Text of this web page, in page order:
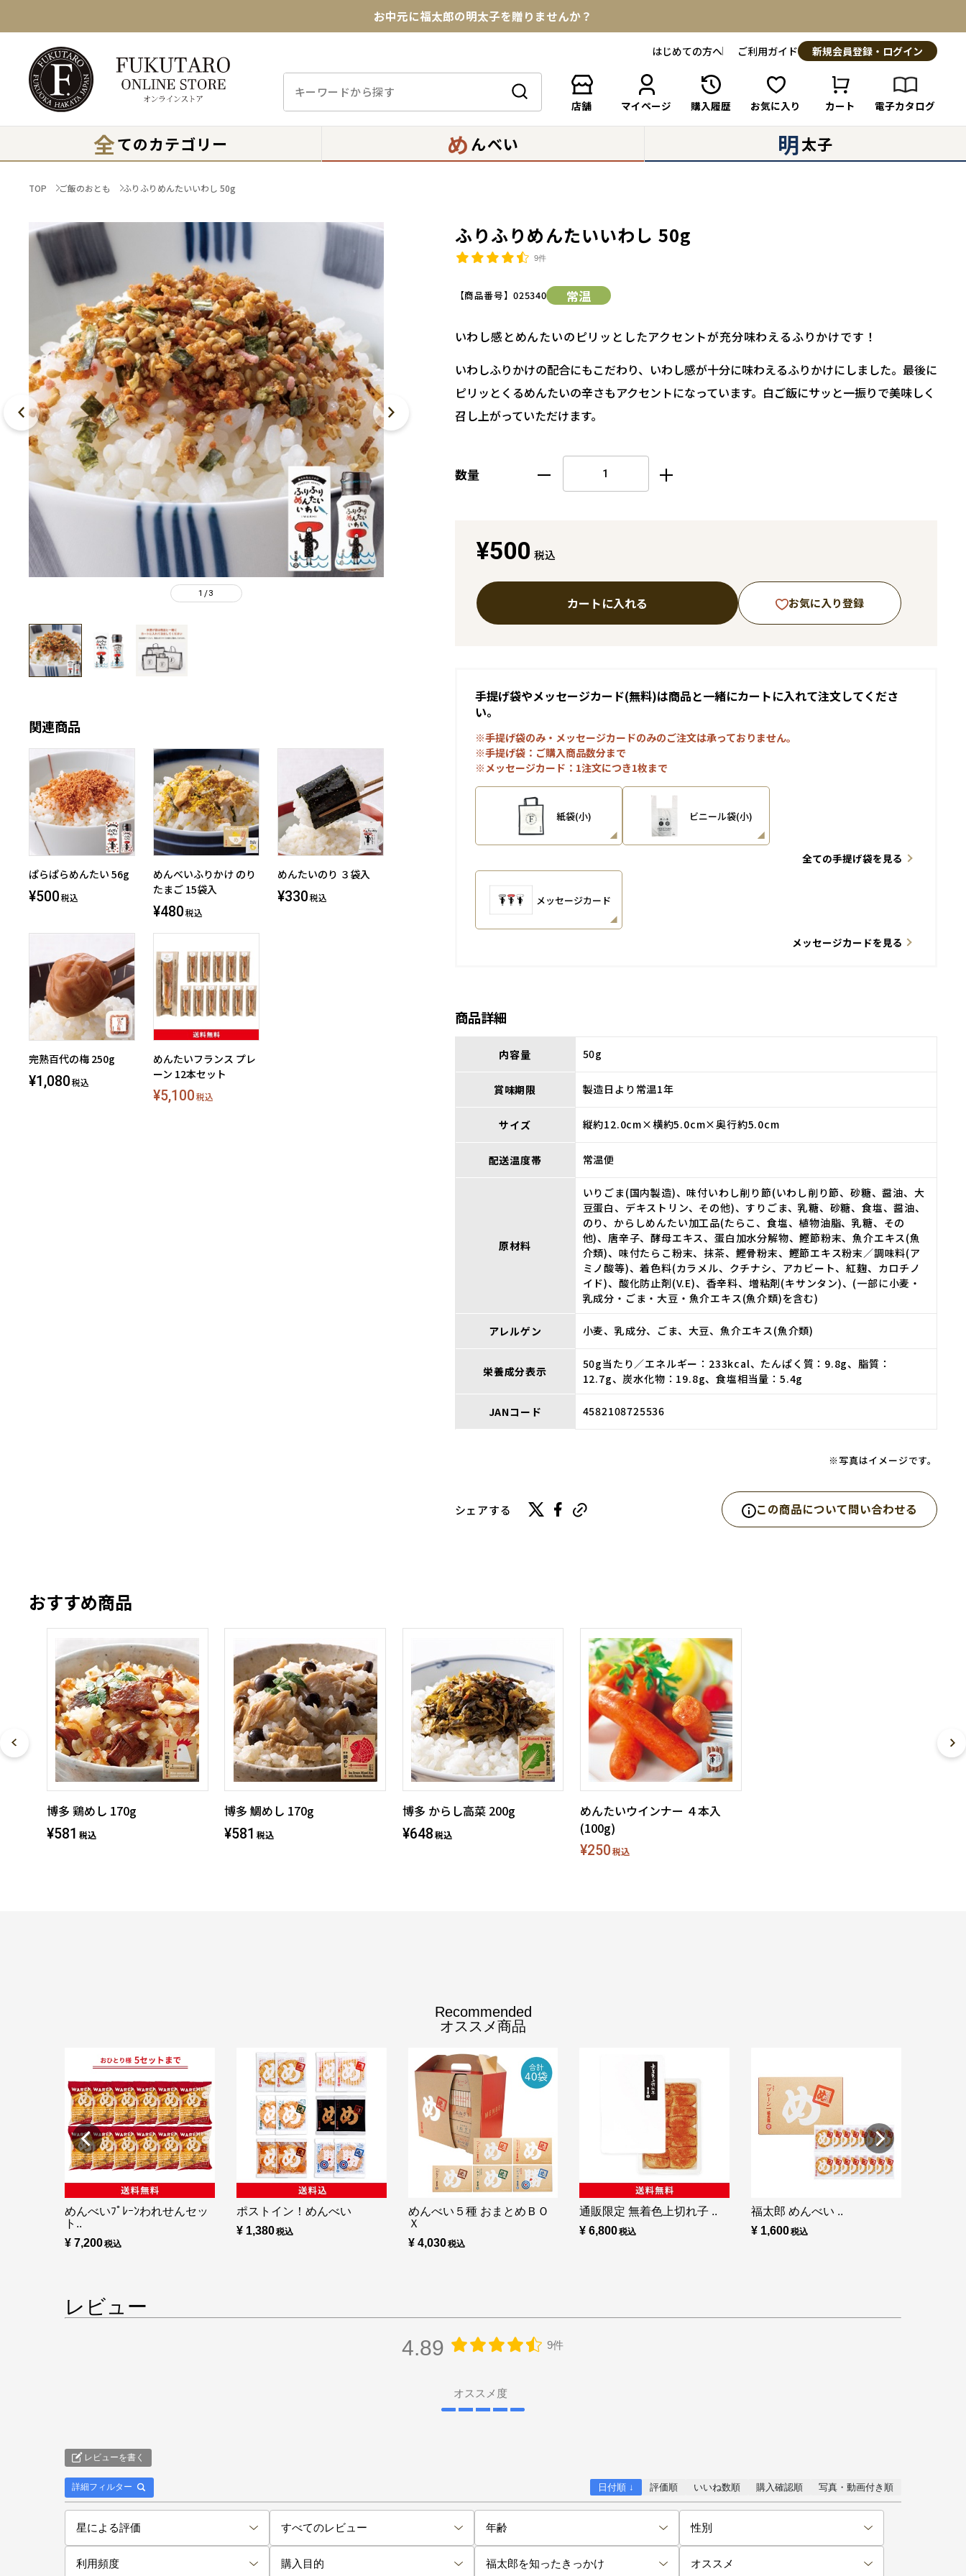
お中元に福太郎の明太子を贈りませんか？
【色々な味を試したい方へ】ポストイン！めんべい
送料全国一律770円！10,800円以上で送料無料
はじめての方へ ご利用ガイド 新規会員登録・ログイン
店舗 マイページ 購入履歴 お気に入り カート 電子カタログ
全てのカテゴリー め んべい 明太子
TOP ご飯のおとも ふりふりめんたいいわし 50g
1 /3
関連商品
ぱらぱらめんたい 56g
¥500 税込
めんべいふりかけ のり
たまご 15袋入
¥480 税込
めんたいのり ３袋入
¥330 税込
完熟百代の梅 250g
¥1,080 税込
めんたいフランス プレ
ーン 12本セット
¥5,100 税込
ふりふりめんたいいわし 50g
9件
【商品番号】025340 常温
いわし感とめんたいのピリッとしたアクセントが充分味わえるふりかけです！
いわしふりかけの配合にもこだわり、いわし感が十分に味わえるふりかけにしました。最後に
ピリッとくるめんたいの辛さもアクセントになっています。白ご飯にサッと一振りで美味しく
召し上がっていただけます。
数量
¥500 税込
カートに入れる お気に入り登録
手提げ袋やメッセージカード(無料)は商品と一緒にカートに入れて注文してくださ
い。
※手提げ袋のみ・メッセージカードのみのご注文は承っておりません。
※手提げ袋：ご購入商品数分まで
※メッセージカード：1注文につき1枚まで
紙袋(小) ビニール袋(小)
全ての手提げ袋を見る
メッセージカード
メッセージカードを見る
商品詳細
内容量 50g
賞味期限 製造日より常温1年
サイズ 縦約12.0cm×横約5.0cm×奥行約5.0cm
配送温度帯 常温便
原材料
いりごま(国内製造)、味付いわし削り節(いわし削り節、砂糖、醤油、大
豆蛋白、デキストリン、その他)、すりごま、乳糖、砂糖、食塩、醤油、
のり、からしめんたい加工品(たらこ、食塩、植物油脂、乳糖、その
他)、唐辛子、酵母エキス、蛋白加水分解物、鰹節粉末、魚介エキス(魚
介類)、味付たらこ粉末、抹茶、鰹骨粉末、鰹節エキス粉末／調味料(ア
ミノ酸等)、着色料(カラメル、クチナシ、アカビート、紅麹、カロチノ
イド)、酸化防止剤(V.E)、香辛料、増粘剤(キサンタン)、(一部に小麦・
乳成分・ごま・大豆・魚介エキス(魚介類)を含む)
アレルゲン 小麦、乳成分、ごま、大豆、魚介エキス(魚介類)
栄養成分表示
50g当たり／エネルギー：233kcal、たんぱく質：9.8g、脂質：
12.7g、炭水化物：19.8g、食塩相当量：5.4g
JANコード 4582108725536
※写真はイメージです。
シェアする この商品について問い合わせる
おすすめ商品
博多 鶏めし 170g
¥581 税込
博多 鯛めし 170g
¥581 税込
博多 からし高菜 200g
¥648 税込
めんたいウインナー ４本入
(100g)
¥250 税込
Recommended
オススメ商品
めんべいﾌﾟﾚｰﾝわれせんセッ
ト..
¥ 7,200
ポストイン！めんべい
¥ 1,380
めんべい５種 おまとめＢＯ
Ｘ
¥ 4,030
通販限定 無着色上切れ子 ..
¥ 6,800
福太郎 めんべい ..
¥ 1,600
レビュー
4.89 9件
オススメ度
レビューを書く
詳細フィルター 日付順 ↓ 評価順 いいね数順 購入確認順 写真・動画付き順